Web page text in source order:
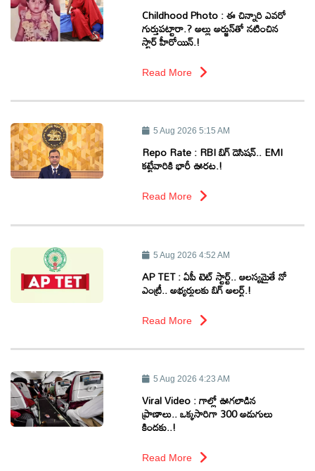
Childhood Photo : ఈ చిన్నారి ఎవరో
గుర్తుపట్టారా.? అల్లు అర్జున్‌తో నటించిన
స్టార్ హీరోయిన్.!
Read More
5 Aug 2026 5:15 AM
Repo Rate : RBI బిగ్ డెసిషన్.. EMI
కట్టేవారికి భారీ ఊరట.!
Read More
5 Aug 2026 4:52 AM
AP TET : ఏపీ టెట్ స్టార్ట్.. ఆలస్యమైతే నో
ఎంట్రీ.. అభ్యర్థులకు బిగ్ అలర్ట్.!
Read More
5 Aug 2026 4:23 AM
Viral Video : గాల్లో ఊగలాడిన
ప్రాణాలు.. ఒక్కసారిగా 300 అడుగులు
కిందకు..!
Read More